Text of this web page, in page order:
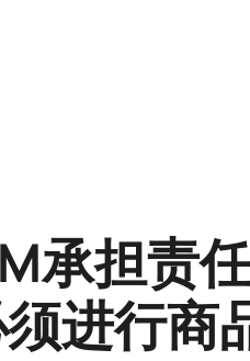
承担责
进行商